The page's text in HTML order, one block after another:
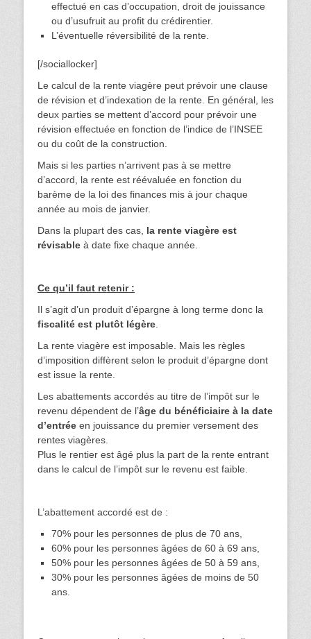
effectué en cas d’occupation, droit de jouissance
ou d’usufruit au profit du crédirentier.
L’éventuelle réversibilité de la rente.
[/sociallocker]
Le calcul de la rente viagère peut prévoir une clause
de révision et d’indexation de la rente. En général, les
deux parties se mettent d’accord pour prévoir une
révision effectuée en fonction de l’indice de l’INSEE
ou du coût de la construction.
Mais si les parties n’arrivent pas à se mettre
d’accord, la rente est réévaluée en fonction du
barème de la loi des finances mis à jour chaque
année au mois de janvier.
Dans la plupart des cas, la rente viagère est
révisable à date fixe chaque année.
Ce qu’il faut retenir :
Il s’agit d’un produit d’épargne à long terme donc la
fiscalité est plutôt légère
La rente viagère est imposable. Mais les règles
d’imposition diffèrent selon le produit d’épargne dont
est issue la rente.
Les abattements accordés au titre de l’impôt sur le
revenu dépendent de l’âge du bénéficiaire à la date
d’entrée en jouissance du premier versement des
rentes viagères.
Plus le rentier est âgé plus la part de la rente entrant
dans le calcul de l’impôt sur le revenu est faible.
L’abattement accordé est de :
70% pour les personnes de plus de 70 ans,
60% pour les personnes âgées de 60 à 69 ans,
50% pour les personnes âgées de 50 à 59 ans,
30% pour les personnes âgées de moins de 50
ans.